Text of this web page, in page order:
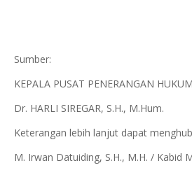
Sumber:
KEPALA PUSAT PENERANGAN HUKUM
Dr. HARLI SIREGAR, S.H., M.Hum.
Keterangan lebih lanjut dapat
M. Irwan Datuiding, S.H., M.H. / Kabid